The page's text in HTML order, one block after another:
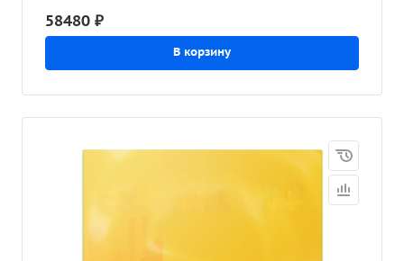
58480 ₽
В корзину